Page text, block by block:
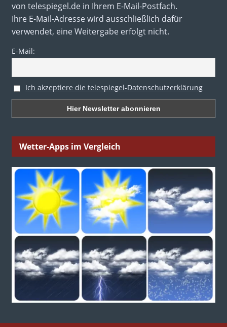
von telespiegel.de in Ihrem E-Mail-Postfach.
Ihre E-Mail-Adresse wird ausschließlich dafür
verwendet, eine Weitergabe erfolgt nicht.
E-Mail:
Ich akzeptiere die telespiegel-Datenschutzerklärung
Wetter-Apps im Vergleich